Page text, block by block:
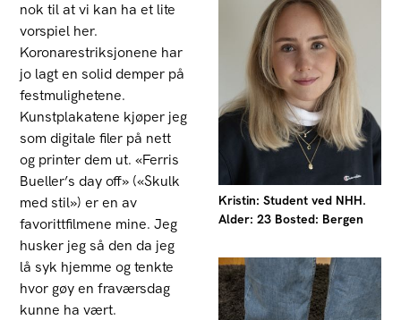
Kristin: Student ved NHH.
Alder: 23 Bosted: Bergen
nok til at vi kan ha et lite
vorspiel her.
Koronarestriksjonene har
jo lagt en solid demper på
festmulighetene.
Kunstplakatene kjøper jeg
som digitale filer på nett
og printer dem ut. «Ferris
Bueller’s day off» («Skulk
med stil») er en av
favorittfilmene mine. Jeg
husker jeg så den da jeg
lå syk hjemme og tenkte
hvor gøy en fraværsdag
kunne ha vært.